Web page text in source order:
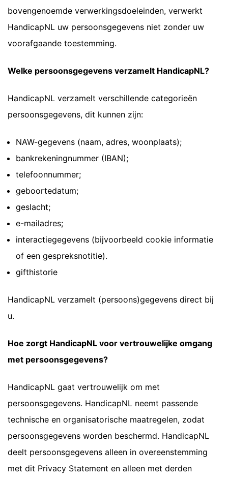
bovengenoemde verwerkingsdoeleinden, verwerkt
HandicapNL uw persoonsgegevens niet zonder uw
voorafgaande toestemming.
Welke persoonsgegevens verzamelt HandicapNL?
HandicapNL verzamelt verschillende categorieën
persoonsgegevens, dit kunnen zijn:
NAW-gegevens (naam, adres, woonplaats);
bankrekeningnummer (IBAN);
telefoonnummer;
geboortedatum;
geslacht;
e-mailadres;
interactiegegevens (bijvoorbeeld cookie informatie
of een gespreksnotitie).
gifthistorie
HandicapNL verzamelt (persoons)gegevens direct bij
u.
Hoe zorgt HandicapNL voor vertrouwelijke omgang
met persoonsgegevens?
HandicapNL gaat vertrouwelijk om met
persoonsgegevens. HandicapNL neemt passende
technische en organisatorische maatregelen, zodat
persoonsgegevens worden beschermd. HandicapNL
deelt persoonsgegevens alleen in overeenstemming
met dit Privacy Statement en alleen met derden